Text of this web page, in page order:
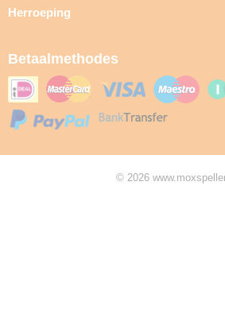
Herroeping
Betaalmethodes
© 2026